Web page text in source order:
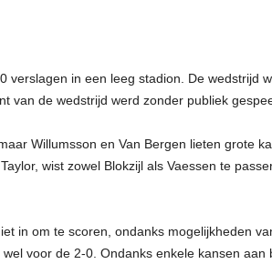
verslagen in een leeg stadion. De wedstrijd
van de wedstrijd werd zonder publiek
Willumsson en Van Bergen lieten grote
wist zowel Blokzijl als Vaessen te
in om te scoren, ondanks mogelijkheden
voor de 2-0. Ondanks enkele kansen